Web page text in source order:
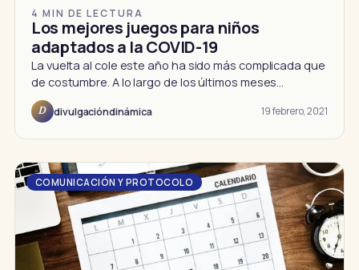
4 MIN DE LECTURA
Los mejores juegos para niños
adaptados a la COVID-19
La vuelta al cole este año ha sido más complicada que
de costumbre. A lo largo de los últimos meses…
D divulgacióndinámica 19 febrero, 2021
COMUNICACIÓN Y PROTOCOLO